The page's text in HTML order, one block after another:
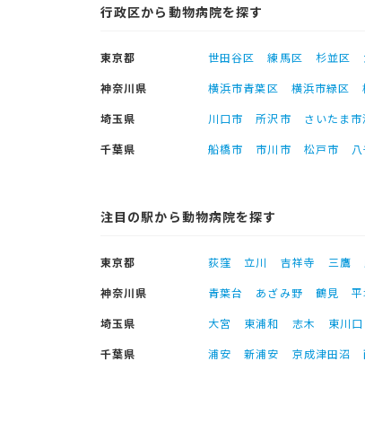
行政区から動物病院を探す
東京都 世田谷区 練馬区 杉並区
神奈川県
横浜市青葉区 横浜市緑区
埼玉県
川口市 所沢市 さいたま
千葉県
船橋市 市川市 松戸市
注目の駅から動物病院を探す
東京都 荻窪 立川 吉祥寺 三鷹
神奈川県
青葉台 あざみ野 鶴見
埼玉県
大宮 東浦和 志木 東川口
千葉県
浦安 新浦安 京成津田沼